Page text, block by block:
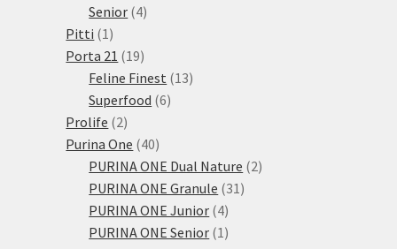
produktů
Senior 44
Pitti 1 1
produkt
Porta 21 1919
produktů
Feline Finest 1313
Superfood 66
Prolife 22
produkty
Purina One 4040
produktů
PURINA ONE Dual Nature 22
PURINA ONE Granule 31 31
PURINA ONE Junior 44
produkty
PURINA ONE Senior 1 1